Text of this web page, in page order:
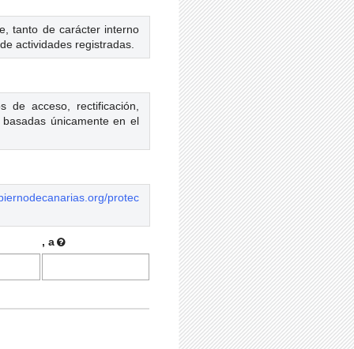
tanto de carácter interno
actividades registradas.
de acceso, rectificación,
únicamente en el
protec
, a